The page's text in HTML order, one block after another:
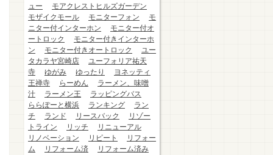
ュー
モアクレストヒルズガーデン
モザイクモール
モニターフォン
モ
ニター付インターホン
モニター付オ
ートロック
モニター付きインターホ
ン
モニター付きオートロック
ユー
タカラヤ宮崎店
ユーフォリア祐天
寺
ゆがみ ゆったり
ヨネッティ
王禅寺
らーめん
ラーメン、味噌
汁
ラーメン王
ラッピングバス
ららぽーと横浜
ランキング
ラン
チ
ランド リースバック
リゾー
トライン
リッチ
リニューアル
リノベーション
リピート
リフォー
ム
リフォーム済
リフォーム済み